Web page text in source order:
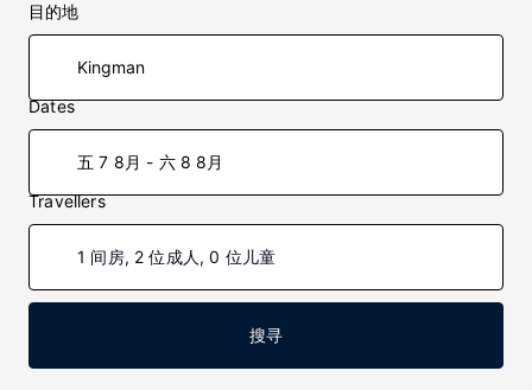
目的地
Dates
五 7 8月 - 六 8 8月
Travellers
1 间房, 2 位成人, 0 位儿童
搜寻